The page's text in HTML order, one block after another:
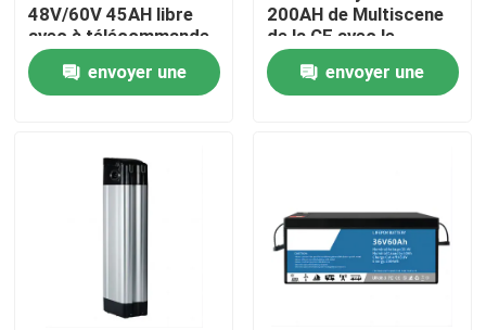
Produits
48V/60V 45AH libre
avec à télécommande
envoyer une
200AH de Multiscene
de la CE avec le
terminal M8
envoyer une